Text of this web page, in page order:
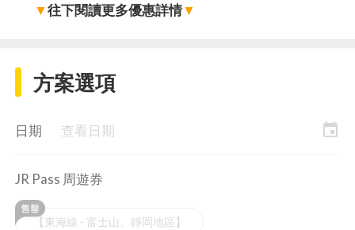
▼往下閱讀更多優惠詳情▼
方案選項
日期 查看日期 event
JR Pass 周遊券
【東海線 - 富士山、靜岡地區】